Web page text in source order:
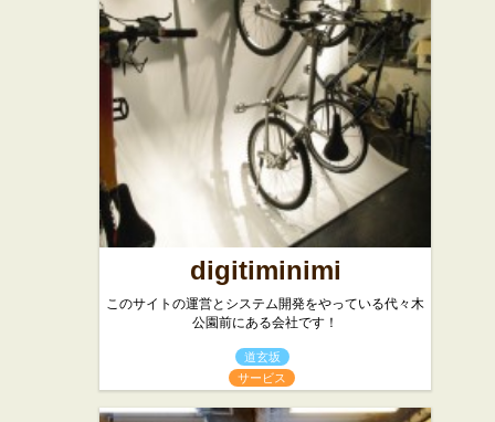
digitiminimi
このサイトの運営とシステム開発をやっている代々木
公園前にある会社です！
道玄坂
サービス